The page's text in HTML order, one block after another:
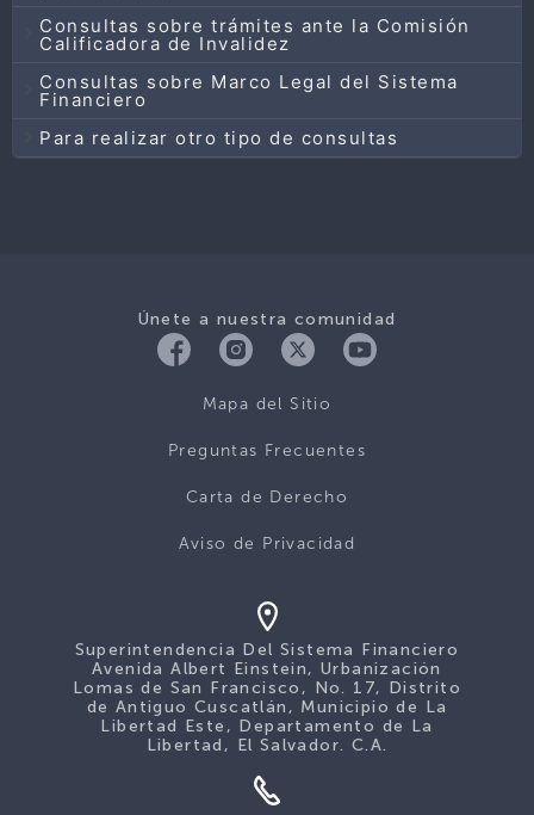
Consultas sobre trámites ante la Comisión
Calificadora de Invalidez
Consultas sobre Marco Legal del Sistema
Financiero
Para realizar otro tipo de consultas
Únete a nuestra comunidad
Mapa del Sitio
Preguntas Frecuentes
Carta de Derecho
Aviso de Privacidad
Superintendencia Del Sistema Financiero
Avenida Albert Einstein, Urbanización
Lomas de San Francisco, No. 17, Distrito
de Antiguo Cuscatlán, Municipio de La
Libertad Este, Departamento de La
Libertad, El Salvador. C.A.